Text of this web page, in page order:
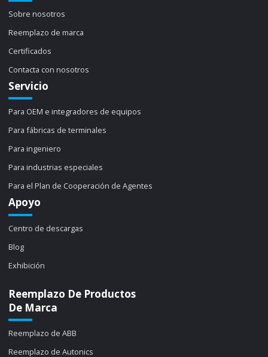
Sobre nosotros
Reemplazo de marca
Certificados
Contacta con nosotros
Servicio
Para OEM e integradores de equipos
Para fábricas de terminales
Para ingeniero
Para industrias especiales
Para el Plan de Cooperación de Agentes
Apoyo
Centro de descargas
Blog
Exhibición
Reemplazo De Productos
De Marca
Reemplazo de ABB
Reemplazo de Autonics